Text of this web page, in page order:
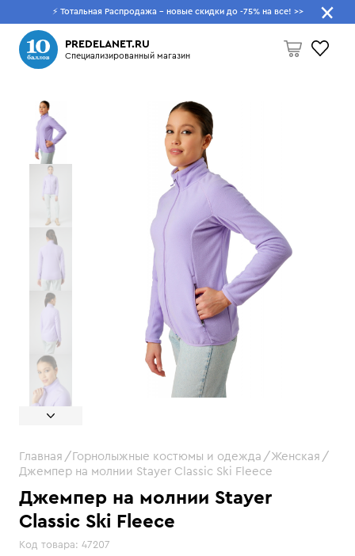
⚡ Тотальная Распродажа - новые скидки до -75% на все! >>
PREDELANET.RU
Специализированный магазин
Пусто
Что будем искать?
Джемпер на молнии Stayer
Classic Ski Fleece
Код товара: 47207
Главная Горнолыжные костюмы и одежда
Женская
Джемпер на молнии Stayer Classic Ski Fleece